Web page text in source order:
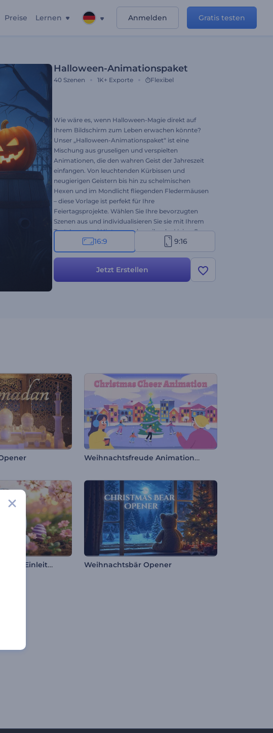
Preise Lernen Anmelden Gratis testen
Halloween-Animationspaket
40 Szenen 1K+ Exporte Flexibel
Wie wäre es, wenn Halloween-Magie direkt auf
Ihrem Bildschirm zum Leben erwachen könnte?
Unser „Halloween-Animationspaket“ ist eine
Mischung aus gruseligen und verspielten
Animationen, die den wahren Geist der Jahreszeit
einfangen. Von leuchtenden Kürbissen und
neugierigen Geistern bis hin zu schelmischen
Hexen und im Mondlicht fliegenden Fledermäusen
– diese Vorlage ist perfekt für Ihre
Feiertagsprojekte. Wählen Sie Ihre bevorzugten
Szenen aus und individualisieren Sie sie mit Ihrem
Text, Logo und Hintergrundmusik oder Voice-Over.
Probieren Sie es jetzt aus und lassen Sie die
Halloween-Magie beginnen!
16:9 9:16
Jetzt Erstellen
Weihnachtsfreude Animationen
Niedlicher Osterhase – Einleitung Weihnachtsbär Opener